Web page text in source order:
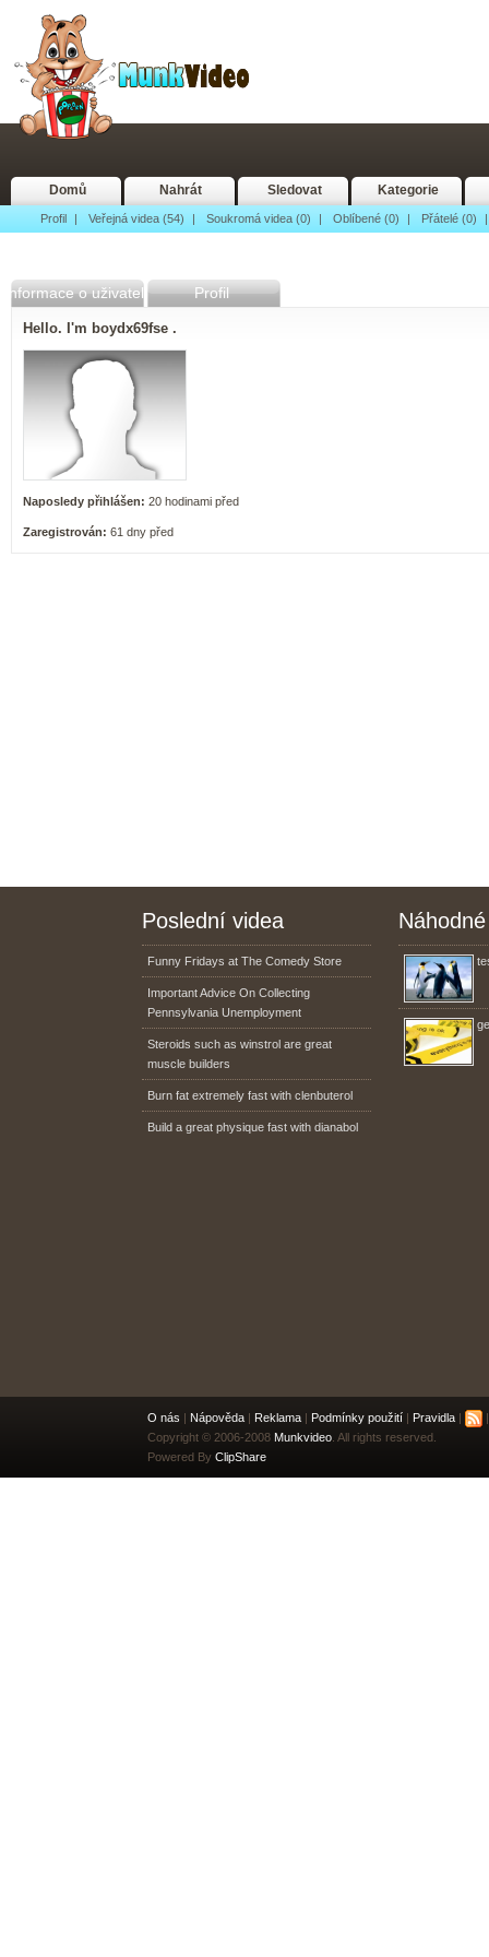
Domů Nahrát Sledovat Kategorie
Profil | Veřejná videa (54) | Soukromá videa (0) | Oblíbené (0) | Přátelé (0)
Informace o uživateli Profil
Hello. I'm boydx69fse .
Naposledy přihlášen: 20 hodinami před
Zaregistrován: 61 dny před
Poslední videa
Funny Fridays at The Comedy Store
Important Advice On Collecting
Pennsylvania Unemployment
Steroids such as winstrol are great
muscle builders
Burn fat extremely fast with clenbuterol
Build a great physique fast with dianabol
O nás | Nápověda | Reklama | Podmínky použití | Pravidla |
Copyright © 2006-2008 Munkvideo . All rights reserved.
Powered By ClipShare